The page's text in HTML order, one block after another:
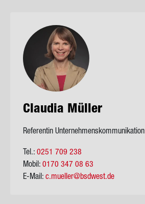
Clau­dia Mül­ler
Referentin Unternehmenskommunikation
Tel.: 0251 709 238
Mobil: 0170 347 08 63
E-Mail: c.mueller@bsdwest.de